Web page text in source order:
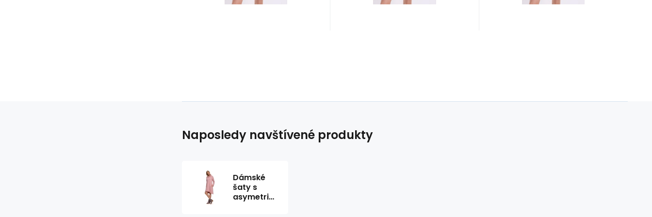
Naposledy navštívené produkty
Dámské
šaty s
asymetrickým